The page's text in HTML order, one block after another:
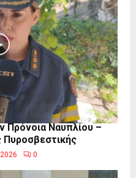
Πρόνοια Ναυπλίου –
Πυροσβεστικής
0